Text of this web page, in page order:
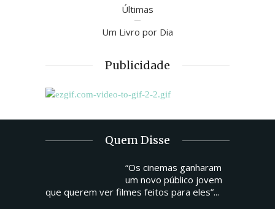
Últimas
Um Livro por Dia
Publicidade
Quem Disse
“Os cinemas ganharam
um novo público jovem
que querem ver filmes feitos para eles”...